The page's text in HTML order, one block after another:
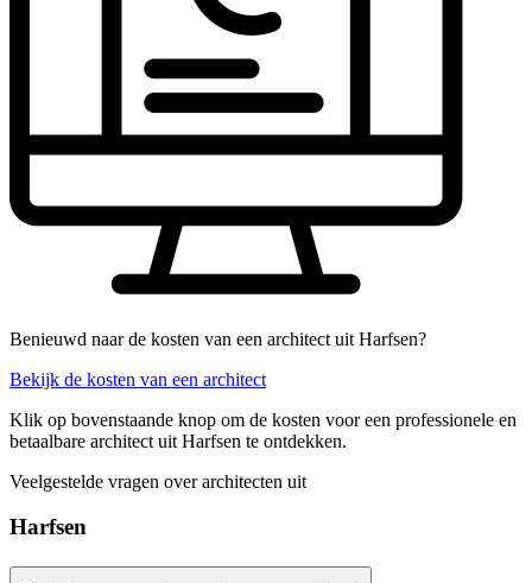
Benieuwd naar de kosten van een architect uit Harfsen?
Bekijk de kosten van een architect
Klik op bovenstaande knop om de kosten voor een professionele en
betaalbare architect uit Harfsen te ontdekken.
Veelgestelde vragen over architecten uit
Harfsen